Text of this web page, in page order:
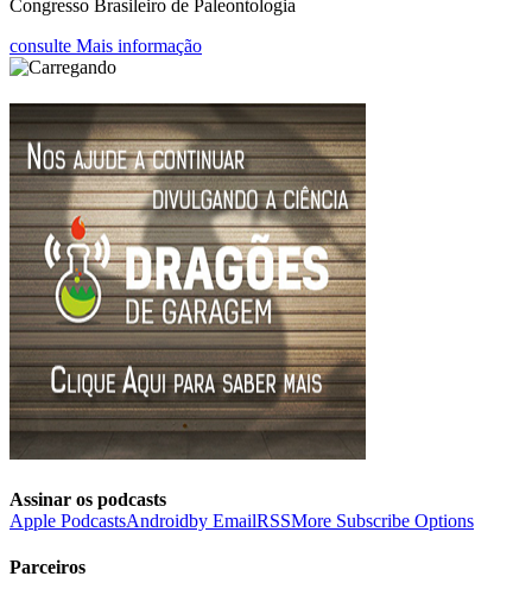
Congresso Brasileiro de Paleontologia
consulte Mais informação
Assinar os podcasts
Apple PodcastsAndroidby EmailRSSMore Subscribe Options
Parceiros